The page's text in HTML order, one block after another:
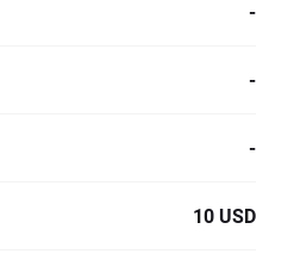
-
-
-
10 USD